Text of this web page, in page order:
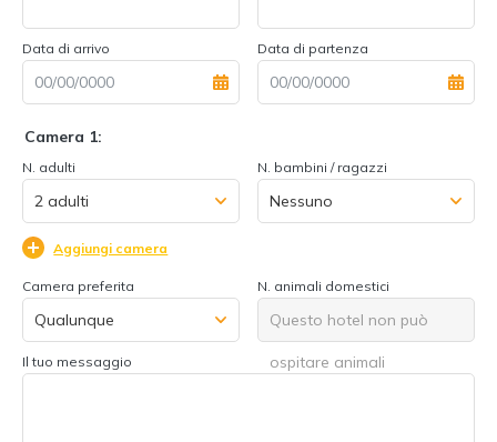
Data di arrivo Data di partenza
Camera 1:
N. adulti N. bambini / ragazzi
Aggiungi camera
Camera preferita N. animali domestici
Questo hotel non può
ospitare animali
Il tuo messaggio